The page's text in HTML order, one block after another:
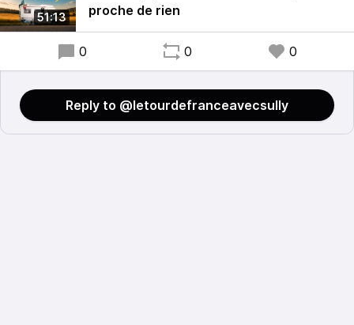
51:13
proche de rien
0 0 0
Reply to @letourdefranceavecsully